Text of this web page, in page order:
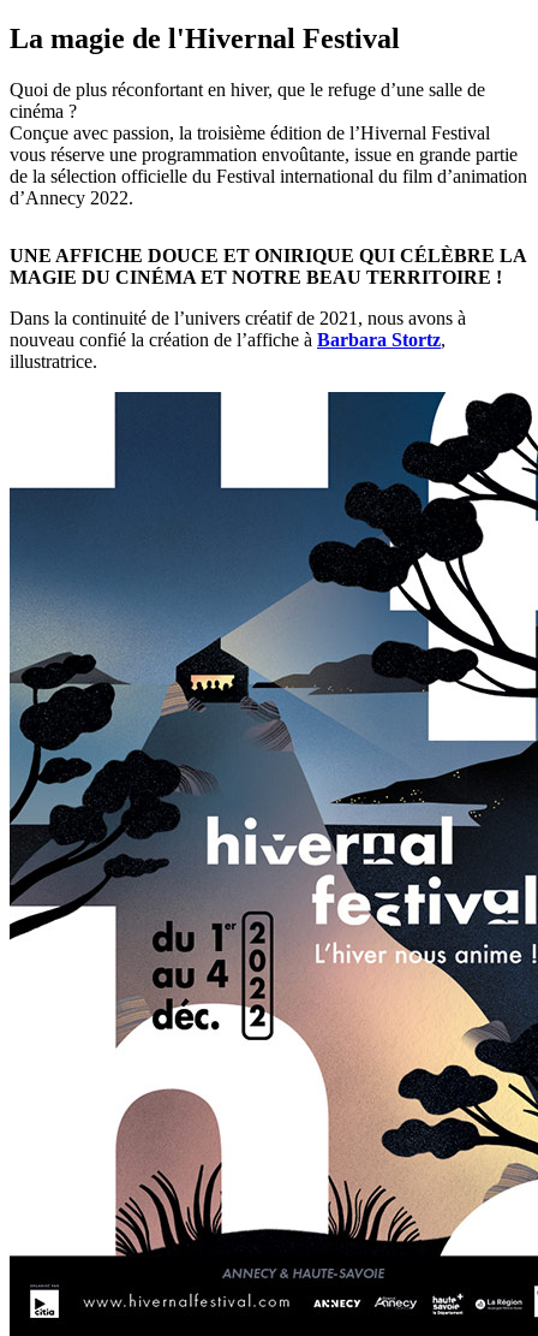
La magie de l'Hivernal Festival
Quoi de plus réconfortant en hiver, que le refuge d’une salle de
cinéma ?
Conçue avec passion, la troisième édition de l’Hivernal Festival
vous réserve une programmation envoûtante, issue en grande partie
de la sélection officielle du Festival international du film d’animation
d’Annecy 2022.
UNE AFFICHE DOUCE ET ONIRIQUE QUI CÉLÈBRE LA
MAGIE DU CINÉMA ET NOTRE BEAU TERRITOIRE !
Dans la continuité de l’univers créatif de 2021, nous avons à
nouveau confié la création de l’affiche à Barbara Stortz,
illustratrice.